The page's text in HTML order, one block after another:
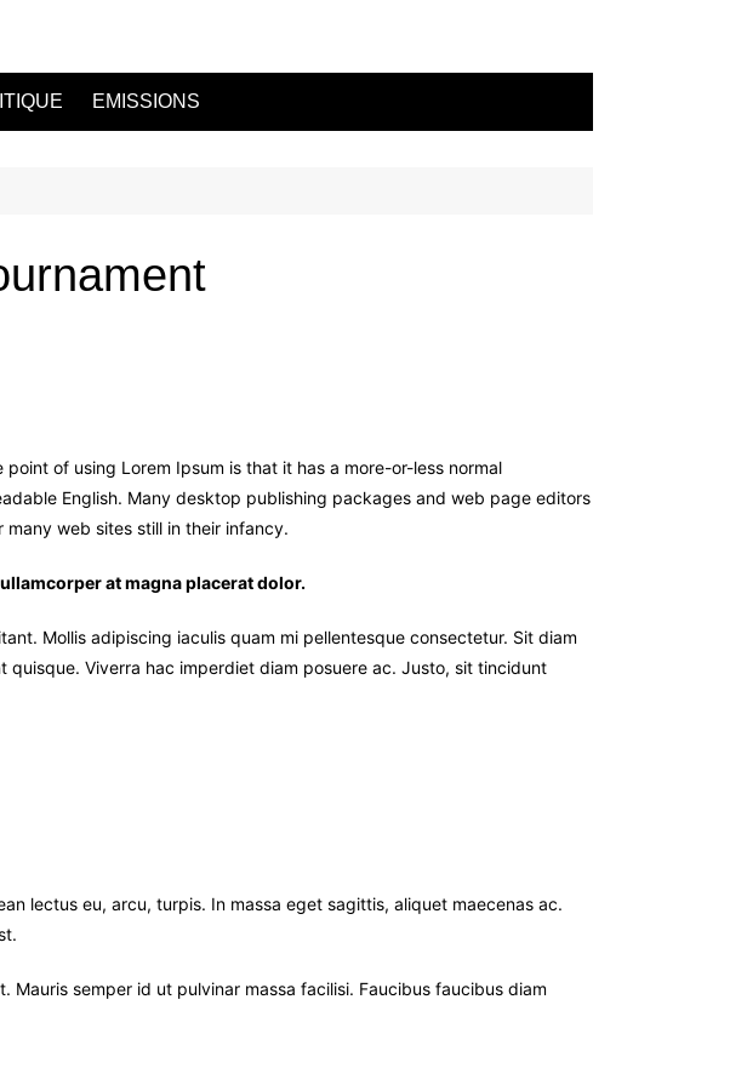
EMISSIONS
of using Lorem Ipsum is that it has a more-or-less normal
English. Many desktop publishing packages and web page editors
many web sites still in their infancy.
at magna placerat dolor.
Mollis adipiscing iaculis quam mi pellentesque consectetur. Sit diam
Viverra hac imperdiet diam posuere ac. Justo, sit tincidunt
lectus eu, arcu, turpis. In massa eget sagittis, aliquet maecenas ac.
semper id ut pulvinar massa facilisi. Faucibus faucibus diam